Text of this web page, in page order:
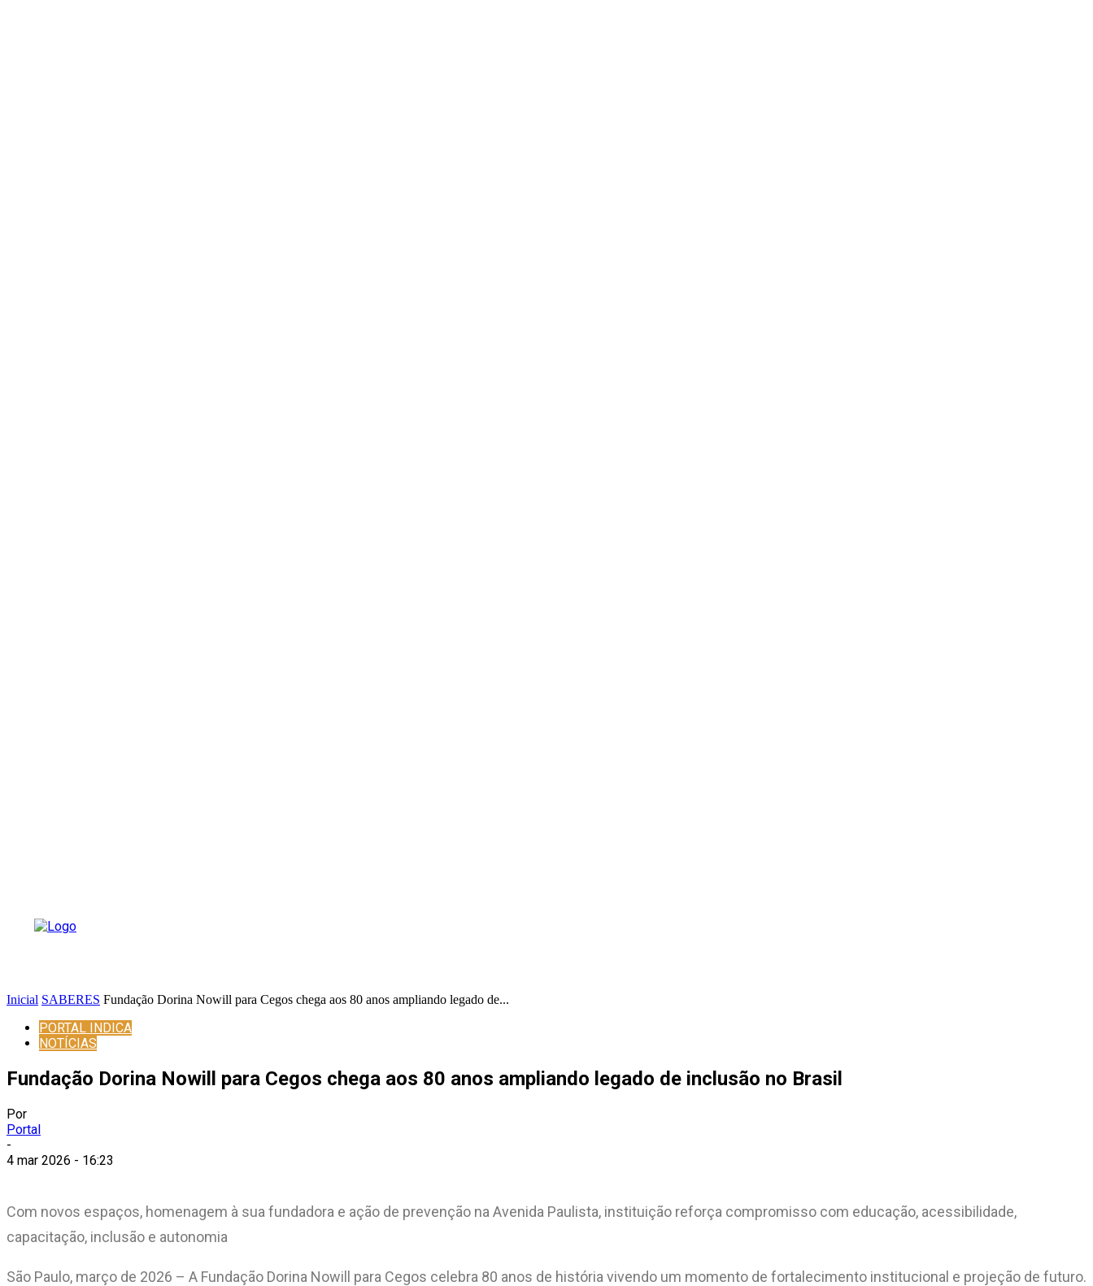
Inicial SABERES Fundação Dorina Nowill para Cegos chega aos 80 anos ampliando legado de...
PORTAL INDICA
NOTÍCIAS
Fundação Dorina Nowill para Cegos chega aos 80 anos ampliando legado de inclusão no Brasil
Por
Portal
-
4 mar 2026 - 16:23
Com novos espaços, homenagem à sua fundadora e ação de prevenção na Avenida Paulista, instituição reforça compromisso com educação, acessibilidade,
capacitação, inclusão e autonomia
São Paulo, março de 2026 – A Fundação Dorina Nowill para Cegos celebra 80 anos de história vivendo um momento de fortalecimento institucional e projeção de futuro.